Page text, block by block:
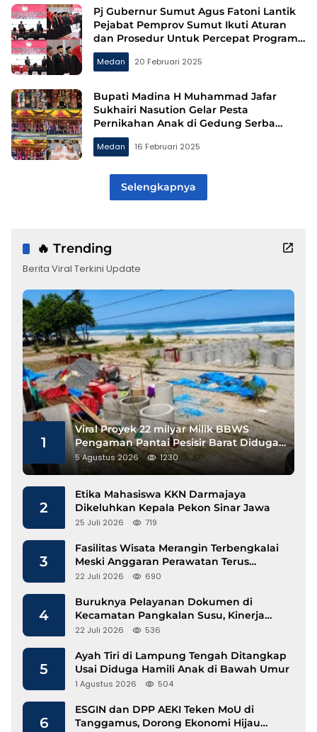
Pj Gubernur Sumut Agus Fatoni Lantik
Pejabat Pemprov Sumut Ikuti Aturan
dan Prosedur Untuk Percepat Program
Pemerintah
Medan 20 Februari 2025
Bupati Madina H Muhammad Jafar
Sukhairi Nasution Gelar Pesta
Pernikahan Anak di Gedung Serba
Guna
Medan 16 Februari 2025
Selengkapnya
🔥 Trending
Berita Viral Terkini Update
1
Viral Proyek 22 milyar Milik BBWS
Pengaman Pantai Pesisir Barat Diduga
Gunakan Besi Banci
5 Agustus 2026 1230
2
Etika Mahasiswa KKN Darmajaya
Dikeluhkan Kepala Pekon Sinar Jawa
25 Juli 2026 719
3
Fasilitas Wisata Merangin Terbengkalai
Meski Anggaran Perawatan Terus
Mengalir
22 Juli 2026 690
4
Buruknya Pelayanan Dokumen di
Kecamatan Pangkalan Susu, Kinerja
Disdukcapil Langkat Disorot
22 Juli 2026 536
5
Ayah Tiri di Lampung Tengah Ditangkap
Usai Diduga Hamili Anak di Bawah Umur
1 Agustus 2026 504
6
ESGIN dan DPP AEKI Teken MoU di
Tanggamus, Dorong Ekonomi Hijau